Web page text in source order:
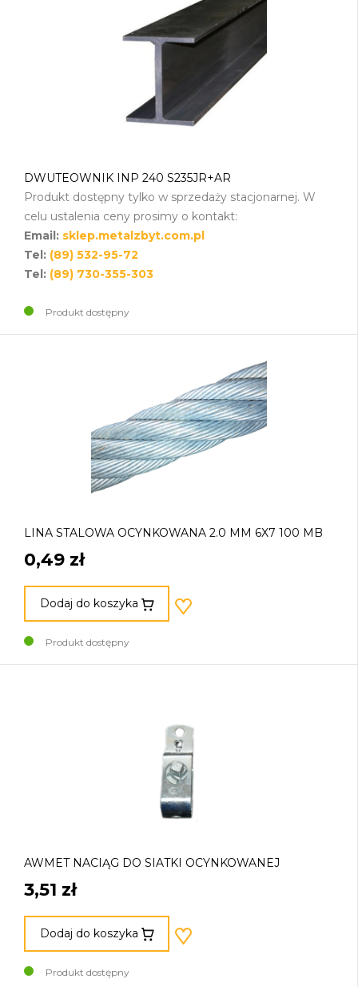
DWUTEOWNIK INP 240 S235JR+AR
Produkt dostępny tylko w sprzedaży stacjonarnej. W
celu ustalenia ceny prosimy o kontakt:
Email: sklep.metalzbyt.com.pl
Tel: (89) 532-95-72
Tel: (89) 730-355-303
Produkt dostępny
LINA STALOWA OCYNKOWANA 2.0 MM 6X7 100 MB
0,49 zł
Dodaj do koszyka
Produkt dostępny
AWMET NACIĄG DO SIATKI OCYNKOWANEJ
3,51 zł
Dodaj do koszyka
Produkt dostępny